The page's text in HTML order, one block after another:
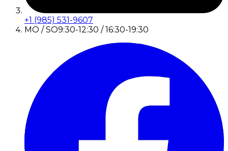
+1 (985) 531-9607
MO / SO9:30-12:30 / 16:30-19:30